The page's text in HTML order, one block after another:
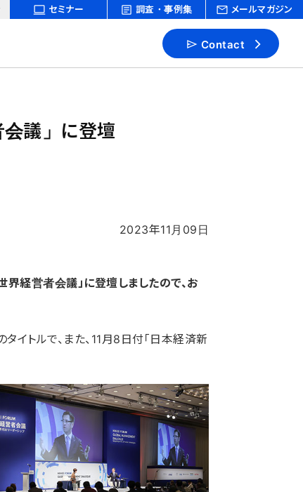
セミナー 調査・事例集 メールマガジン
Contact
会議」に登壇
2023年11月09日
経営者会議」に登壇しましたので、お
のタイトルで、また、11月8日付「日本経済新